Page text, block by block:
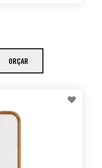
ORÇAR